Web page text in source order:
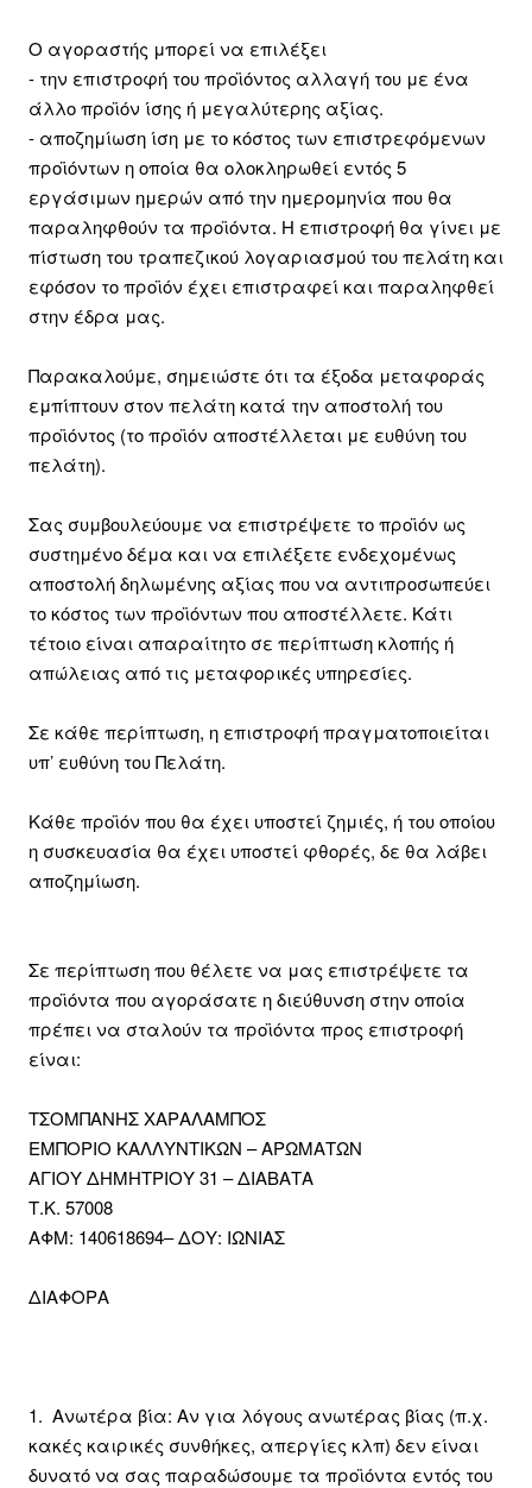
Ο αγοραστής μπορεί να επιλέξει
- την επιστροφή του προϊόντος αλλαγή του με ένα
άλλο προϊόν ίσης ή μεγαλύτερης αξίας.
- αποζημίωση ίση με το κόστος των επιστρεφόμενων
προϊόντων η οποία θα ολοκληρωθεί εντός 5
εργάσιμων ημερών από την ημερομηνία που θα
παραληφθούν τα προϊόντα. Η επιστροφή θα γίνει με
πίστωση του τραπεζικού λογαριασμού του πελάτη και
εφόσον το προϊόν έχει επιστραφεί και παραληφθεί
στην έδρα μας.
Παρακαλούμε, σημειώστε ότι τα έξοδα μεταφοράς
εμπίπτουν στον πελάτη κατά την αποστολή του
προϊόντος (το προϊόν αποστέλλεται με ευθύνη του
πελάτη).
Σας συμβουλεύουμε να επιστρέψετε το προϊόν ως
συστημένο δέμα και να επιλέξετε ενδεχομένως
αποστολή δηλωμένης αξίας που να αντιπροσωπεύει
το κόστος των προϊόντων που αποστέλλετε. Κάτι
τέτοιο είναι απαραίτητο σε περίπτωση κλοπής ή
απώλειας από τις μεταφορικές υπηρεσίες.
Σε κάθε περίπτωση, η επιστροφή πραγματοποιείται
υπ’ ευθύνη του Πελάτη.
Κάθε προϊόν που θα έχει υποστεί ζημιές, ή του οποίου
η συσκευασία θα έχει υποστεί φθορές, δε θα λάβει
αποζημίωση.
Σε περίπτωση που θέλετε να μας επιστρέψετε τα
προϊόντα που αγοράσατε η διεύθυνση στην οποία
πρέπει να σταλούν τα προϊόντα προς επιστροφή
είναι:
ΤΣΟΜΠΑΝΗΣ ΧΑΡΑΛΑΜΠΟΣ
ΕΜΠΟΡΙΟ ΚΑΛΛΥΝΤΙΚΩΝ – ΑΡΩΜΑΤΩΝ
ΑΓΙΟΥ ΔΗΜΗΤΡΙΟΥ 31 – ΔΙΑΒΑΤΑ
Τ.Κ. 57008
ΑΦΜ: 140618694– ΔΟΥ: ΙΩΝΙΑΣ
ΔΙΑΦΟΡΑ
1. Ανωτέρα βία: Αν για λόγους ανωτέρας βίας (π.χ.
κακές καιρικές συνθήκες, απεργίες κλπ) δεν είναι
δυνατό να σας παραδώσουμε τα προϊόντα εντός του